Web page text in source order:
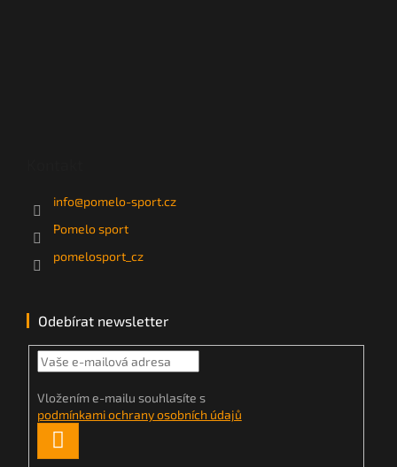
info@pomelo-sport.cz
Pomelo sport
pomelosport_cz
Odebírat newsletter
Vložením e-mailu souhlasíte s
podmínkami ochrany osobních údajů
SE